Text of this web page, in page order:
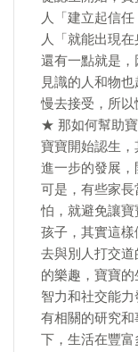
人「建立起信
人「就能出現在
還有一點就是，
見識的人和物
慢去接受，所以
★ 那如何幫助
寶寶開始認生
進一步的發展，
可是，有些家
怕，就避免讓
孩子，其實這
去與別人打交
的樂趣，寶寶
智力和社交能力
有相關的研究
下，生活在豐